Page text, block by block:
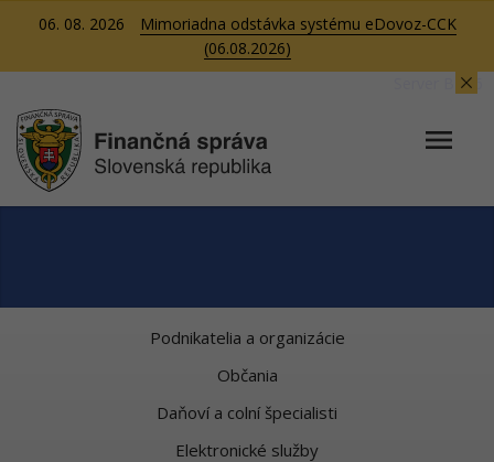
06. 08. 2026
Mimoriadna odstávka systému eDovoz-CCK
(06.08.2026)
Server BB06
Podnikatelia a organizácie
Občania
Daňoví a colní špecialisti
Elektronické služby